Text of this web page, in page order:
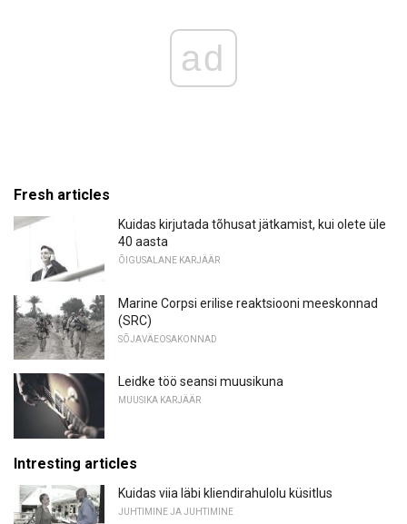
ad
Fresh articles
Kuidas kirjutada tõhusat jätkamist, kui olete üle
40 aasta
ÕIGUSALANE KARJÄÄR
Marine Corpsi erilise reaktsiooni meeskonnad
(SRC)
SÕJAVÄEOSAKONNAD
Leidke töö seansi muusikuna
MUUSIKA KARJÄÄR
Intresting articles
Kuidas viia läbi kliendirahulolu küsitlus
JUHTIMINE JA JUHTIMINE